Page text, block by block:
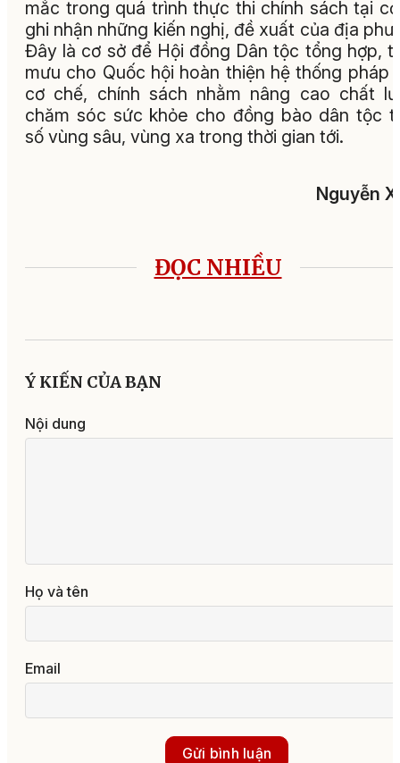
mắc trong quá trình thực thi chính sách tại
ghi nhận những kiến nghị, đề xuất của địa
Đây là cơ sở để Hội đồng Dân tộc tổng hợp,
mưu cho Quốc hội hoàn thiện hệ thống pháp
cơ chế, chính sách nhằm nâng cao chất
chăm sóc sức khỏe cho đồng bào dân tộc
số vùng sâu, vùng xa trong thời gian tới.
Nguyễn
ĐỌC NHIỀU
Ý KIẾN CỦA BẠN
Nội dung
Họ và tên
Email
Gửi bình luận